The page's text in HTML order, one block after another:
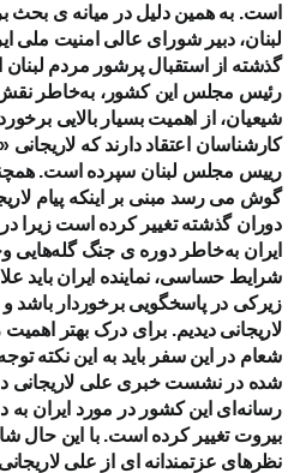
است. به همین دلیل در میانه ی بحث
لبنان، دبیر شورای عالی امنیت ملی
گذشته از استقبال پرشور مردم لبنان
رئیس مجلس این کشور، به‌خاطر نقش،
شیعیان، از اهمیت بسیار بالایی
کارشناسان اعتقاد دارند که لاریجانی
رییس مجلس لبنان سپرده است.
گوش می رسد مبنی بر اینکه پیام
دوران گذشته تغییر کرده است زیرا
ایران به‌خاطر دوره ی جنگ گله‌هایی
شرایط حساسی، نماینده ایران باید
زیرکی در پاسخگویی برخوردار باشد
لاریجانی دیدیم. برای درک بهتر
شعام در این سفر باید به این نکته
شده در نشست خبری علی لاریجانی
رسانه‌ای این کشور در مورد ایران به
بیروت تغییر کرده است. با این حال
نظرهای عزتمندانه ای از علی